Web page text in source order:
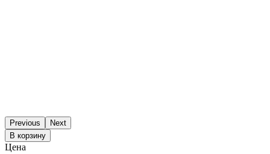
Previous
Next
В корзину
Цена